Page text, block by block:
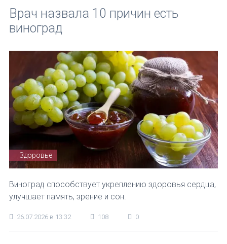
Врач назвала 10 причин есть
виноград
Здоровье
Виноград способствует укреплению здоровья сердца,
улучшает память, зрение и сон.
26.07.2026 в 13:32 108 0